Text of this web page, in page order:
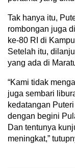
Tak hanya itu,
rombongan juga
ke-80 RI di
Setelah itu,
yang ada di
“Kami tidak
juga sembari
kedatangan
dengan begini
Dan tentunya
meningkat,”